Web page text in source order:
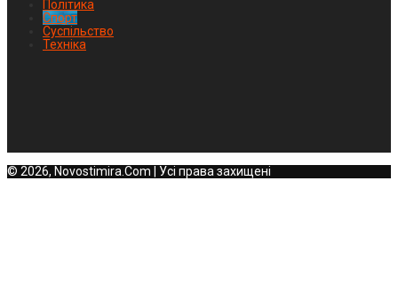
Політика
Спорт
Суспільство
Техніка
© 2026, Novostimira.Com | Усі права захищені